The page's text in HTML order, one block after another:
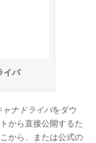
イバ
ャナドライバをダウ
から直接公開するた
から、または公式の